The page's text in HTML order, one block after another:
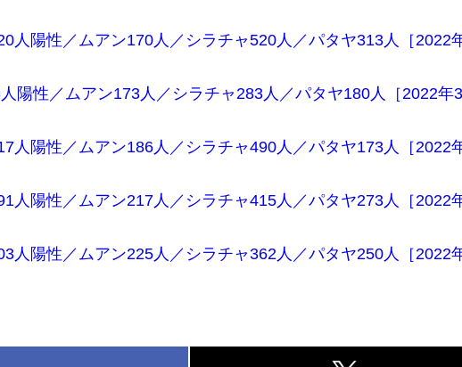
人陽性／ムアン170人／シラチャ520人／パタヤ313人［2022
陽性／ムアン173人／シラチャ283人／パタヤ180人［2022年
人陽性／ムアン186人／シラチャ490人／パタヤ173人［2022
人陽性／ムアン217人／シラチャ415人／パタヤ273人［2022
人陽性／ムアン225人／シラチャ362人／パタヤ250人［2022